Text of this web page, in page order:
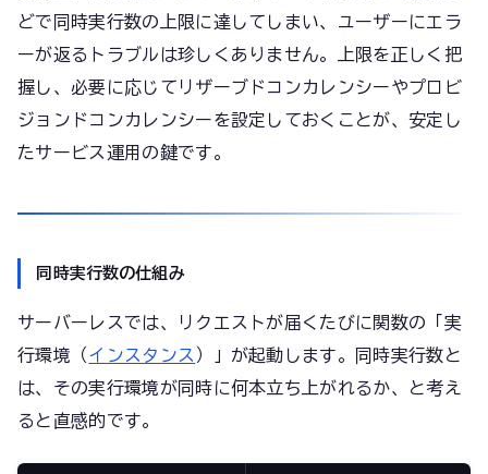
どで同時実行数の上限に達してしまい、ユーザーにエラ
ーが返るトラブルは珍しくありません。上限を正しく把
握し、必要に応じてリザーブドコンカレンシーやプロビ
ジョンドコンカレンシーを設定しておくことが、安定し
たサービス運用の鍵です。
同時実行数の仕組み
サーバーレスでは、リクエストが届くたびに関数の「実
行環境（ インスタンス ）」が起動します。同時実行数と
は、その実行環境が同時に何本立ち上がれるか、と考え
ると直感的です。